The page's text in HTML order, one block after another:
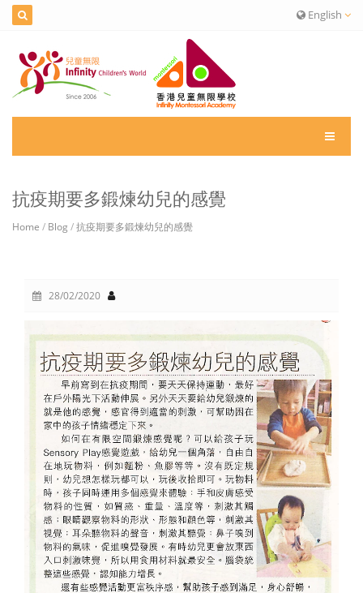
English
抗疫期要多鍛煉幼兒的感覺
Home / Blog /抗疫期要多鍛煉幼兒的感覺
28/02/2020